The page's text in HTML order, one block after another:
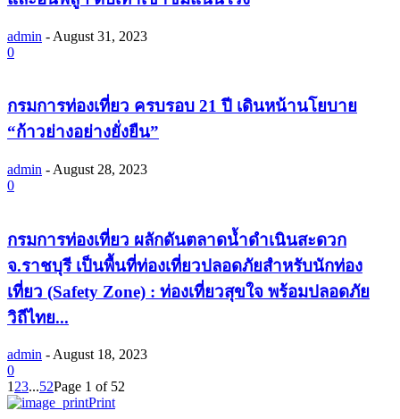
admin - August 31, 2023
0
กรมการท่องเที่ยว ครบรอบ 21 ปี เดินหน้านโยบาย
“ก้าวย่างอย่างยั่งยืน”
admin - August 28, 2023
0
กรมการท่องเที่ยว ผลักดันตลาดน้ำดำเนินสะดวก
จ.ราชบุรี เป็นพื้นที่ท่องเที่ยวปลอดภัยสําหรับนักท่อง
เที่ยว (Safety Zone) : ท่องเที่ยวสุขใจ พร้อมปลอดภัย
วิถีไทย...
admin -August 18, 2023
0
123...52Page 1 of 52
Print